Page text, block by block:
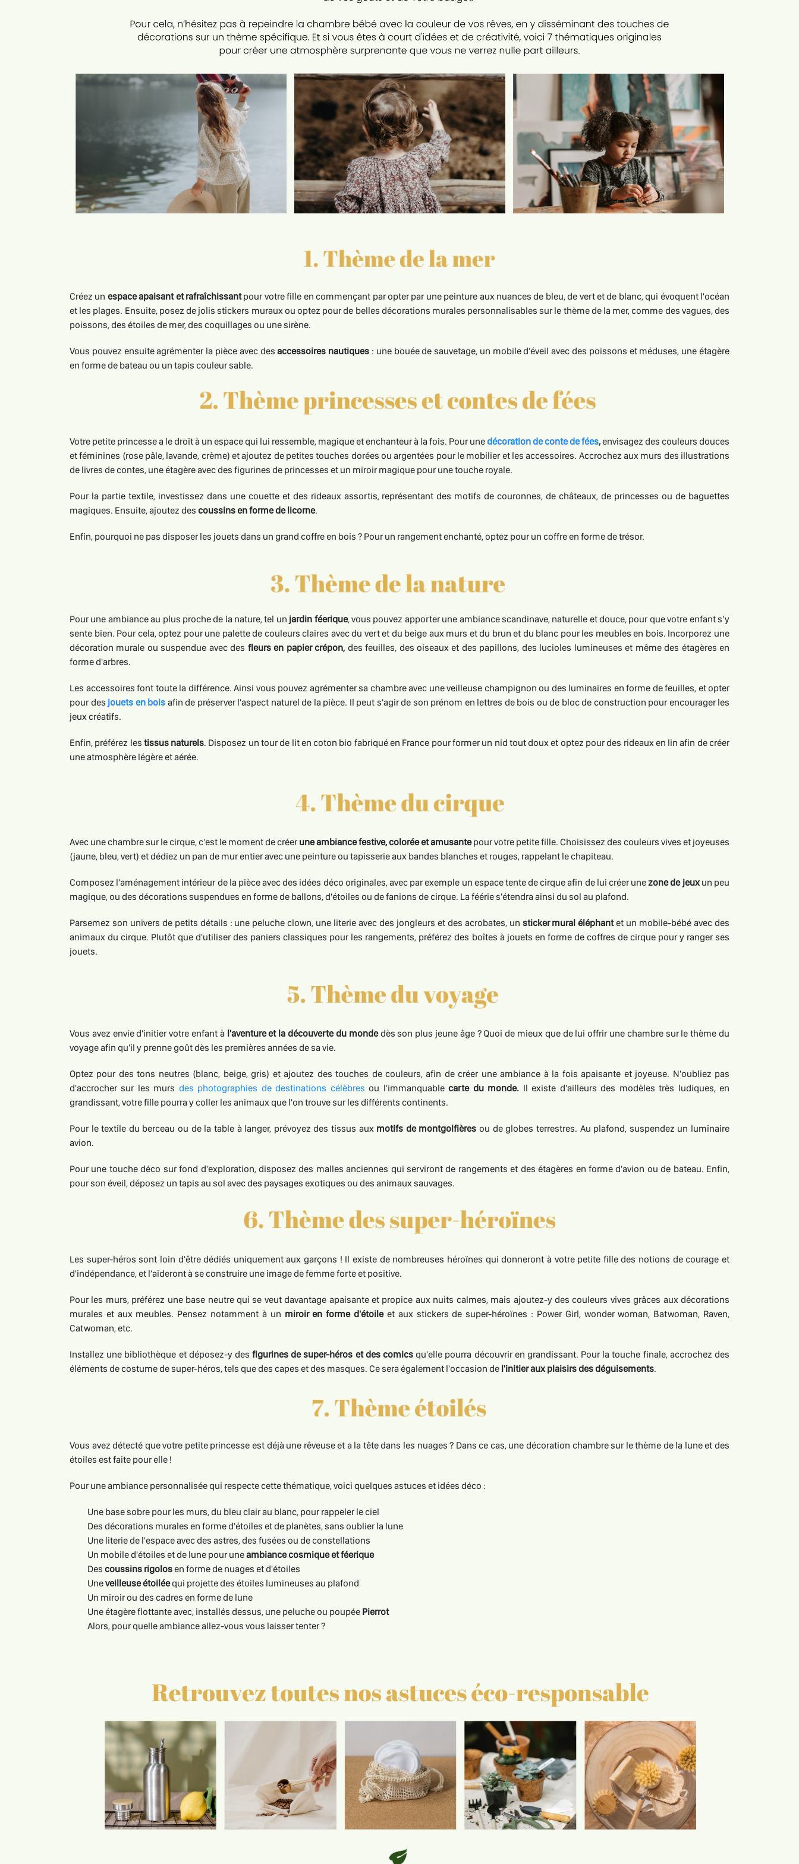
Créez un espace apaisant et rafraîchissantpour votre fille en commençant par opter par une peinture aux nuances de bleu, de vert et de blanc, qui évoquent l'océan
et les plages. Ensuite, posez de jolis stickers muraux ou optez pour de belles décorations murales personnalisables sur le thème de la mer, comme des vagues, des
poissons, des étoiles de mer, des coquillages ou une sirène.
Vous pouvez ensuite agrémenter la pièce avec desaccessoires nautiques : une bouée de sauvetage, un mobile d’éveil avec des poissons et méduses, une étagère
en forme de bateau ou un tapis couleur sable.
Votre petite princesse a le droit à un espace qui lui ressemble, magique et enchanteur à la fois. Pour unedécoration de conte de fées,envisagez des couleurs douces
et féminines (rose pâle, lavande, crème) et ajoutez de petites touches dorées ou argentées pour le mobilier et les accessoires. Accrochez aux murs des illustrations
de livres de contes, une étagère avec des figurines de princesses et un miroir magique pour une touche royale.
Pour la partie textile, investissez dans une couette et des rideaux assortis, représentant des motifs de couronnes, de châteaux, de princesses ou de baguettes
magiques. Ensuite, ajoutez des coussins en forme de licorne.
Enfin, pourquoi ne pas disposer les jouets dans un grand coffre en bois ? Pour un rangement enchanté, optez pour un coffre en forme de trésor.
Pour une ambiance au plus proche de la nature, tel un jardin féerique, vous pouvez apporter une ambiance scandinave, naturelle et douce, pour que votre enfant s’y
sente bien. Pour cela, optez pour une palette de couleurs claires avec du vert et du beige aux murs et du brun et du blanc pour les meubles en bois. Incorporez une
décoration murale ou suspendue avec des fleurs en papier crépon,des feuilles, des oiseaux et des papillons, des lucioles lumineuses et même des étagères en
forme d'arbres.
Les accessoires font toute la différence. Ainsi vous pouvez agrémenter sa chambre avec une veilleuse champignon ou des luminaires en forme de feuilles, et opter
pour des jouets en bois afin de préserver l'aspect naturel de la pièce. Il peut s'agir de son prénom en lettres de bois ou de bloc de construction pour encourager les
jeux créatifs.
Enfin, préférez les tissus naturels. Disposez un tour de lit en coton bio fabriqué en France pour former un nid tout doux et optez pour des rideaux en lin afin de créer
une atmosphère légère et aérée.
Avec une chambre sur le cirque, c'est le moment de créer une ambiance festive, colorée et amusantepour votre petite fille. Choisissez des couleurs vives et joyeuses
(jaune, bleu, vert) et dédiez un pan de mur entier avec une peinture ou tapisserie aux bandes blanches et rouges, rappelant le chapiteau.
Composez l’aménagement intérieur de la pièce avec des idées déco originales, avec par exemple un espace tente de cirque afin de lui créer unezone de jeuxun peu
magique, ou des décorations suspendues en forme de ballons, d'étoiles ou de fanions de cirque. La féérie s'étendra ainsi du sol au plafond.
Parsemez son univers de petits détails : une peluche clown, une literie avec des jongleurs et des acrobates, un sticker mural éléphantet un mobile-bébé avec des
animaux du cirque. Plutôt que d'utiliser des paniers classiques pour les rangements, préférez des boîtes à jouets en forme de coffres de cirque pour y ranger ses
jouets.
Vous avez envie d'initier votre enfant à l'aventure et la découverte du mondedès son plus jeune âge ? Quoi de mieux que de lui offrir une chambre sur le thème du
voyage afin qu'il y prenne goût dès les premières années de sa vie.
Optez pour des tons neutres (blanc, beige, gris) et ajoutez des touches de couleurs, afin de créer une ambiance à la fois apaisante et joyeuse. N'oubliez pas
d'accrocher sur les murs des photographies de destinations célèbres ou l'immanquablecarte du monde. Il existe d'ailleurs des modèles très ludiques, en
grandissant, votre fille pourra y coller les animaux que l'on trouve sur les différents continents.
Pour le textile du berceau ou de la table à langer, prévoyez des tissus aux motifs de montgolfières ou de globes terrestres. Au plafond, suspendez un luminaire
avion.
Pour une touche déco sur fond d'exploration, disposez des malles anciennes qui serviront de rangements et des étagères en forme d'avion ou de bateau. Enfin,
pour son éveil, déposez un tapis au sol avec des paysages exotiques ou des animaux sauvages.
Les super-héros sont loin d'être dédiés uniquement aux garçons ! Il existe de nombreuses héroïnes qui donneront à votre petite fille des notions de courage et
d'indépendance, et l’aideront à se construire une image de femme forte et positive.
Pour les murs, préférez une base neutre qui se veut davantage apaisante et propice aux nuits calmes, mais ajoutez-y des couleurs vives grâces aux décorations
murales et aux meubles. Pensez notamment à un miroir en forme d'étoileet aux stickers de super-héroïnes : Power Girl, wonder woman, Batwoman, Raven,
Catwoman, etc.
Installez une bibliothèque et déposez-y desfigurines de super-héros et des comics qu'elle pourra découvrir en grandissant. Pour la touche finale, accrochez des
éléments de costume de super-héros, tels que des capes et des masques. Ce sera également l'occasion de l'initier aux plaisirs des déguisements.
Vous avez détecté que votre petite princesse est déjà une rêveuse et a la tête dans les nuages ? Dans ce cas, une décoration chambre sur le thème de la lune et des
étoiles est faite pour elle !
Pour une ambiance personnalisée qui respecte cette thématique, voici quelques astuces et idées déco :
Une base sobre pour les murs, du bleu clair au blanc, pour rappeler le ciel
Des décorations murales en forme d'étoiles et de planètes, sans oublier la lune
Une literie de l'espace avec des astres, des fusées ou de constellations
Un mobile d'étoiles et de lune pour uneambiance cosmique et féerique
Des coussins rigolosen forme de nuages et d'étoiles
Uneveilleuse étoiléequi projette des étoiles lumineuses au plafond
Un miroir ou des cadres en forme de lune
Une étagère flottante avec, installés dessus, une peluche ou poupée Pierrot
Alors, pour quelle ambiance allez-vous vous laisser tenter ?